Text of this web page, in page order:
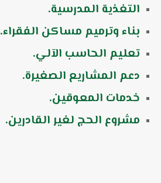
التغذية المدرسية.
بناء وترميم مساكن الفقراء.
تعليم الحاسب الآلي.
دعم المشاريع الصغيرة.
خدمات المعوقين.
مشروع الحج لغير القادرين.